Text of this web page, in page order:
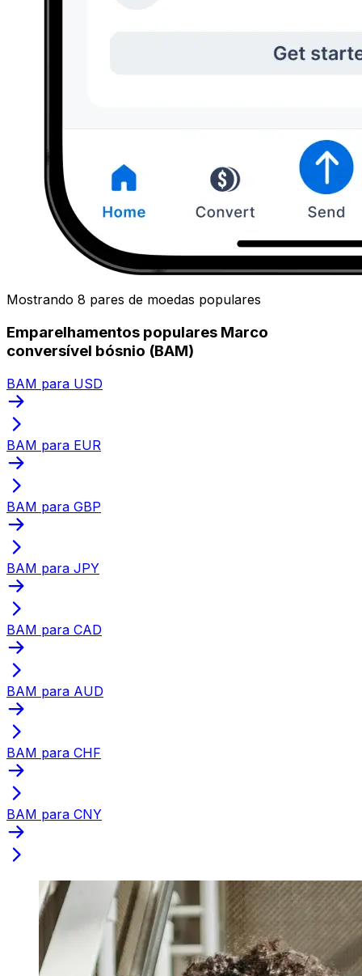
Mostrando 8 pares de moedas populares
Emparelhamentos populares Marco
conversível bósnio (BAM)
BAM para USD
BAM para EUR
BAM para GBP
BAM para JPY
BAM para CAD
BAM para AUD
BAM para CHF
BAM para CNY